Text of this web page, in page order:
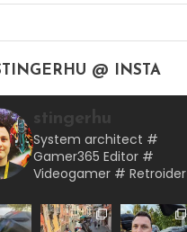
@ INSTA
stingerhu
System architect #
Gamer365 Editor #
Videogamer # Retroider